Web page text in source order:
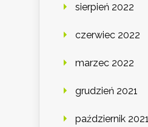
sierpień 2022
czerwiec 2022
marzec 2022
grudzień 2021
październik 2021